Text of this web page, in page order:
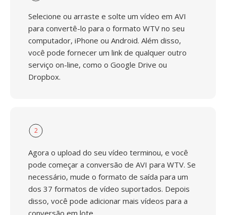
Selecione ou arraste e solte um vídeo em AVI
para convertê-lo para o formato WTV no seu
computador, iPhone ou Android. Além disso,
você pode fornecer um link de qualquer outro
serviço on-line, como o Google Drive ou
Dropbox.
2
Agora o upload do seu vídeo terminou, e você
pode começar a conversão de AVI para WTV. Se
necessário, mude o formato de saída para um
dos 37 formatos de vídeo suportados. Depois
disso, você pode adicionar mais vídeos para a
conversão em lote.